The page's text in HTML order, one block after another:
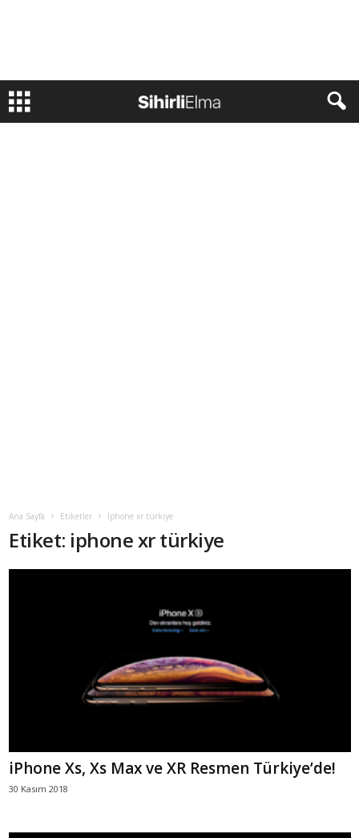
Ana Sayfa Etiketler Iphone xr türkiye
Etiket: iphone xr türkiye
iPhone Xs, Xs Max ve XR Resmen Türkiye’de!
30 Kasım 2018